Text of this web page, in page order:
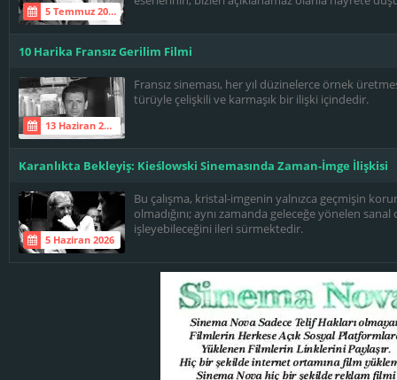
5 Temmuz 2026
10 Harika Fransız Gerilim Filmi
13 Haziran 2026
Fransız sineması, her yıl düzinelerce örnek
türüyle çelişkili ve karmaşık bir ilişki içindedir.
Karanlıkta Bekleyiş: Kieślowski Sinemasında Zaman-İmge İlişkisi
5 Haziran 2026
Bu çalışma, kristal-imgenin yalnızca geçmişin
olmadığını; aynı zamanda geleceğe yönelen sanal
işleyebileceğini ileri sürmektedir.